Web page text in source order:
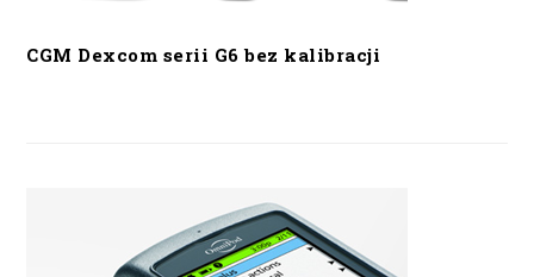
CGM Dexcom serii G6 bez kalibracji